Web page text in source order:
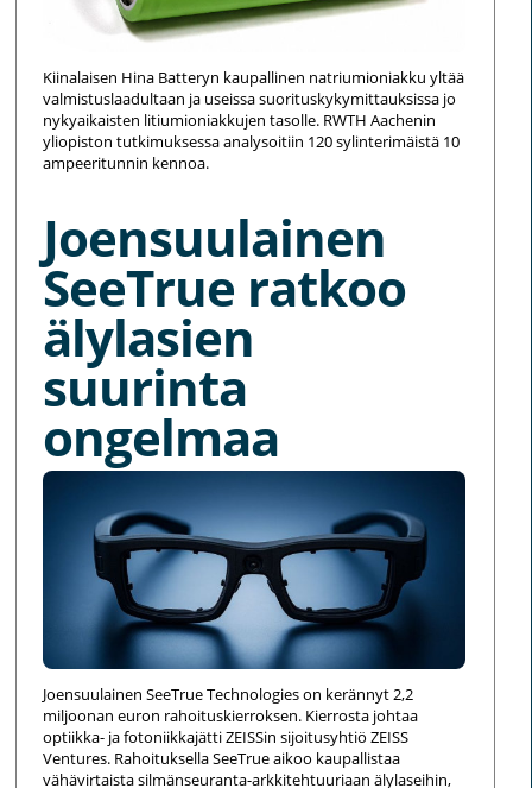
Kiinalaisen Hina Batteryn kaupallinen natriumioniakku yltää
valmistuslaadultaan ja useissa suorituskykymittauksissa jo
nykyaikaisten litiumioniakkujen tasolle. RWTH Aachenin
yliopiston tutkimuksessa analysoitiin 120 sylinterimäistä 10
ampeeritunnin kennoa.
Joensuulainen
SeeTrue ratkoo
älylasien
suurinta
ongelmaa
Joensuulainen SeeTrue Technologies on kerännyt 2,2
miljoonan euron rahoituskierroksen. Kierrosta johtaa
optiikka- ja fotoniikkajätti ZEISSin sijoitusyhtiö ZEISS
Ventures. Rahoituksella SeeTrue aikoo kaupallistaa
vähävirtaista silmänseuranta-arkkitehtuuriaan älylaseihin,